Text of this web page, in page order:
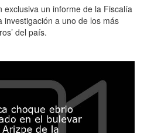
exclusiva un informe de la Fiscalía
investigación a uno de los más
del país.